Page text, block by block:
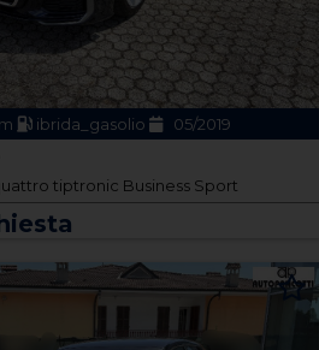
ibrida_gasolio 05/2019
tiptronic Business Sport